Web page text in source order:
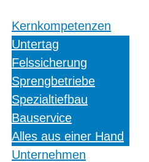
Kernkompetenzen
Untertag
Felssicherung
Sprengbetriebe
Spezialtiefbau
Bauservice
Alles aus einer Hand
Unternehmen